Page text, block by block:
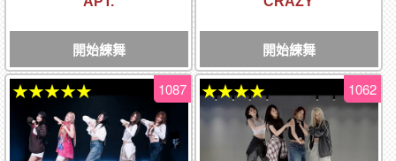
開始練舞 開始練舞
1087
★★★★★ 1062
★★★★